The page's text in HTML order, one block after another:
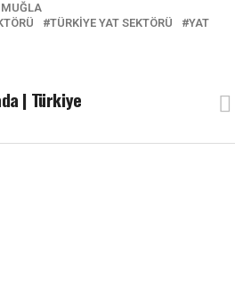
MUĞLA
TÜRKIYE YAT SEKTÖRÜ
YAT
| Türkiye